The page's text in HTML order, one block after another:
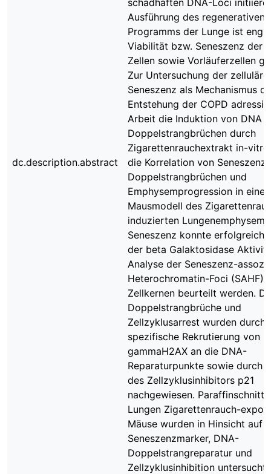
dc.description.abstract
schadhaften DNA-Loci
Ausführung des regenerativen
Programms der Lunge ist eng
Viabilität bzw. Seneszenz der
Zellen sowie Vorläuferzellen
Zur Untersuchung der
Seneszenz als Mechanismus
Entstehung der COPD
Arbeit die Induktion von DNA
Doppelstrangbrüchen durch
Zigarettenrauchextrakt in-
die Korrelation von Seneszenz,
Doppelstrangbrüchen und
Emphysemprogression in
Mausmodell des
induzierten
Seneszenz konnte erfolgreich
der beta Galaktosidase
Analyse der Seneszenz-
Heterochromatin-Foci (SAHF)
Zellkernen beurteilt werden.
Doppelstrangbrüche und
Zellzyklusarrest wurden durch
spezifische Rekrutierung von
gammaH2AX an die DNA-
Reparaturpunkte sowie durch
des Zellzyklusinhibitors p21
nachgewiesen.
Lungen Zigarettenrauch-
Mäuse wurden in Hinsicht auf
Seneszenzmarker, DNA-
Doppelstrangreparatur und
Zellzyklusinhibition